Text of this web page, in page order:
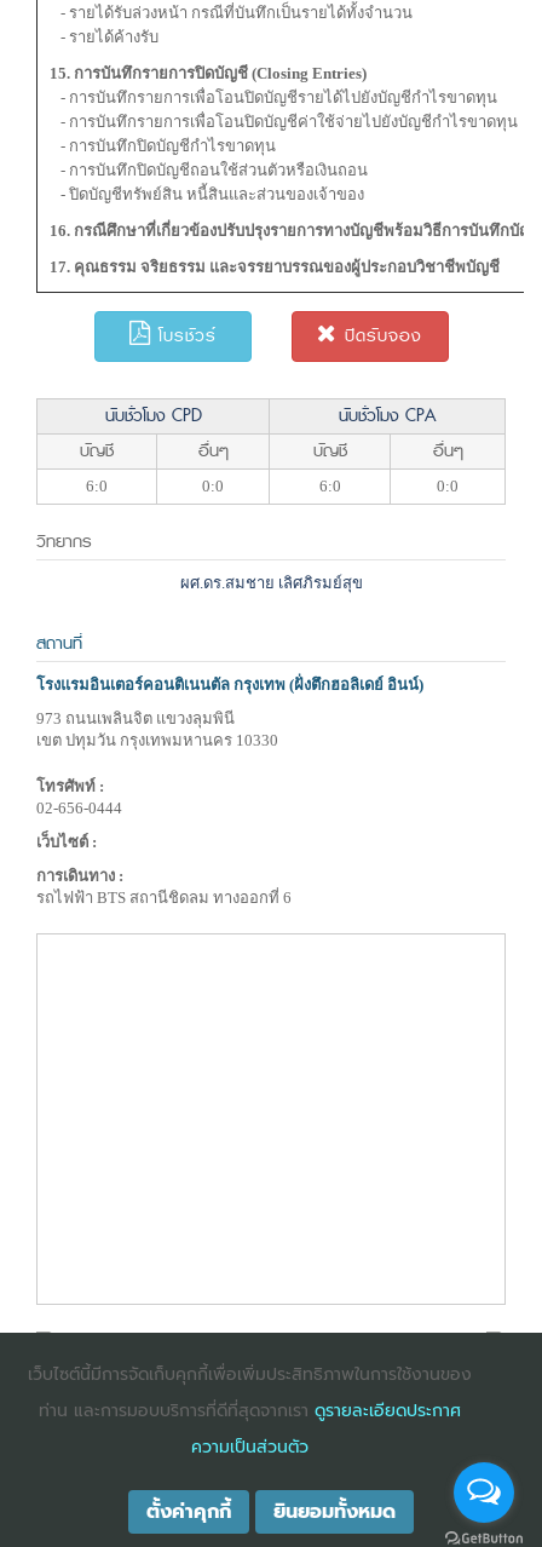
- รายได้รับล่วงหน้า กรณีที่บันทึกเป็นรายได้ทั้งจำนวน
- รายได้ค้างรับ
15. การบันทึกรายการปิดบัญชี (Closing Entries)
- การบันทึกรายการเพื่อโอนปิดบัญชีรายได้ไปยังบัญชีกำไรขาดทุน
- การบันทึกรายการเพื่อโอนปิดบัญชีค่าใช้จ่ายไปยังบัญชีกำไรขาดทุน
- การบันทึกปิดบัญชีกำไรขาดทุน
- การบันทึกปิดบัญชีถอนใช้ส่วนตัวหรือเงินถอน
- ปิดบัญชีทรัพย์สิน หนี้สินและส่วนของเจ้าของ
16. กรณีศึกษาที่เกี่ยวข้องปรับปรุงรายการทางบัญชีพร้อมวิธีการบันทึกบัญชี
17. คุณธรรม จริยธรรม และจรรยาบรรณของผู้ประกอบวิชาชีพบัญชี
โบรชัวร์ ปิดรับจอง
นับชั่วโมง CPD
นับชั่วโมง CPA
บัญชี
อื่นๆ บัญชี อื่นๆ
6:0 0:0 6:0 0:0
วิทยากร
ผศ.ดร.สมชาย เลิศภิรมย์สุข
สถานที่
โรงแรมอินเตอร์คอนติเนนตัล กรุงเทพ (ฝั่งตึกฮอลิเดย์ อินน์)
973 ถนนเพลินจิต แขวงลุมพินี
เขต ปทุมวัน กรุงเทพมหานคร 10330
โทรศัพท์ :
02-656-0444
เว็บไซต์ :
การเดินทาง :
รถไฟฟ้า BTS สถานีชิดลม ทางออกที่ 6
: InternetExplorer เวอร์ชั่น 10 ขึ้นไป
: Chrome เวอร์ชั่น 58 ขึ้นไป
COPYRIGHT ©2025DHARMNITI SEMINAR AND TRAINING CO., LTDALL
RIGHTS RESERVED. E-COMMERCIAL REGISTRATION 0105529026680
เว็บไซต์นี้มีการจัดเก็บคุกกี้เพื่อเพิ่มประสิทธิภาพในการใช้งานของ
ท่าน และการมอบบริการที่ดีที่สุดจากเรา ดูรายละเอียดประกาศ
ความเป็นส่วนตัว
ตั้งค่าคุกกี้ ยินยอมทั้งหมด